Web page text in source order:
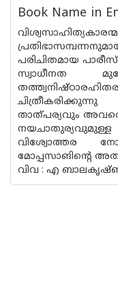
Book Name in
പരിചിതമായ
സ്വാധീനത
താത്പര്യവും
വിശ്വോത്തര
മോപ്പസാങിന്റെ
വിവ : എ